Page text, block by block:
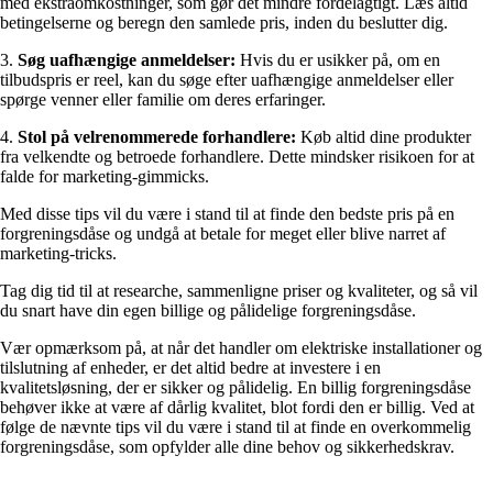
betingelserne og beregn den samlede pris, inden du beslutter dig.
3. Søg uafhængige anmeldelser: Hvis du er usikker på, om en
tilbudspris er reel, kan du søge efter uafhængige anmeldelser eller
spørge venner eller familie om deres erfaringer.
4. Stol på velrenommerede forhandlere: Køb altid dine produkter
fra velkendte og betroede forhandlere. Dette mindsker risikoen for at
falde for marketing-gimmicks.
Med disse tips vil du være i stand til at finde den bedste pris på en
forgreningsdåse og undgå at betale for meget eller blive narret af
marketing-tricks.
Tag dig tid til at researche, sammenligne priser og kvaliteter, og så vil
du snart have din egen billige og pålidelige forgreningsdåse.
Vær opmærksom på, at når det handler om elektriske installationer og
tilslutning af enheder, er det altid bedre at investere i en
kvalitetsløsning, der er sikker og pålidelig. En billig forgreningsdåse
behøver ikke at være af dårlig kvalitet, blot fordi den er billig. Ved at
følge de nævnte tips vil du være i stand til at finde en overkommelig
forgreningsdåse, som opfylder alle dine behov og sikkerhedskrav.